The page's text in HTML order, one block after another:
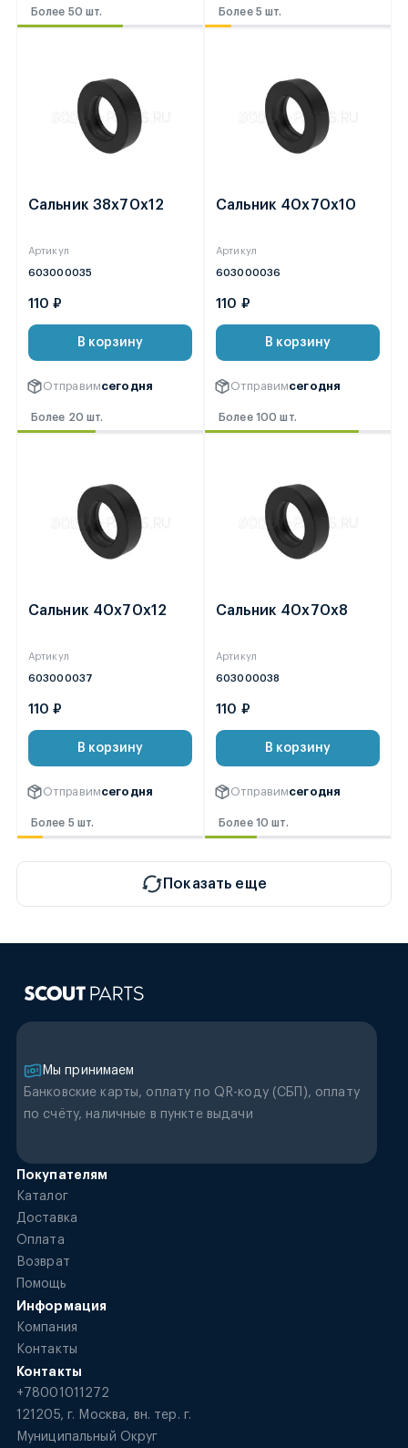
Более 50 шт. Более 5 шт.
Сальник 38х70х12
Артикул
603000035
110 ₽
В корзину
Отправимсегодня
Более 20 шт.
Сальник 40х70х10
Артикул
603000036
110 ₽
В корзину
Отправимсегодня
Более 100 шт.
Сальник 40х70х12
Артикул
603000037
110 ₽
В корзину
Отправимсегодня
Более 5 шт.
Сальник 40х70х8
Артикул
603000038
110 ₽
В корзину
Отправимсегодня
Более 10 шт.
Показать еще
Мы принимаем
Банковские карты, оплату по QR-коду (CБП), оплату
по счёту, наличные в пункте выдачи
Покупателям
Каталог
Доставка
Оплата
Возврат
Помощь
Информация
Компания
Контакты
Контакты
+78001011272
121205, г. Москва, вн. тер. г.
Муниципальный Округ